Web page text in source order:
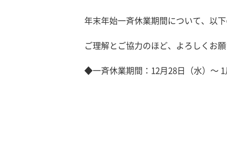
年末年始一斉休業期間について、以
ご理解とご協力のほど、よろしくお願
◆一斉休業期間：12月28日（水）～ 1